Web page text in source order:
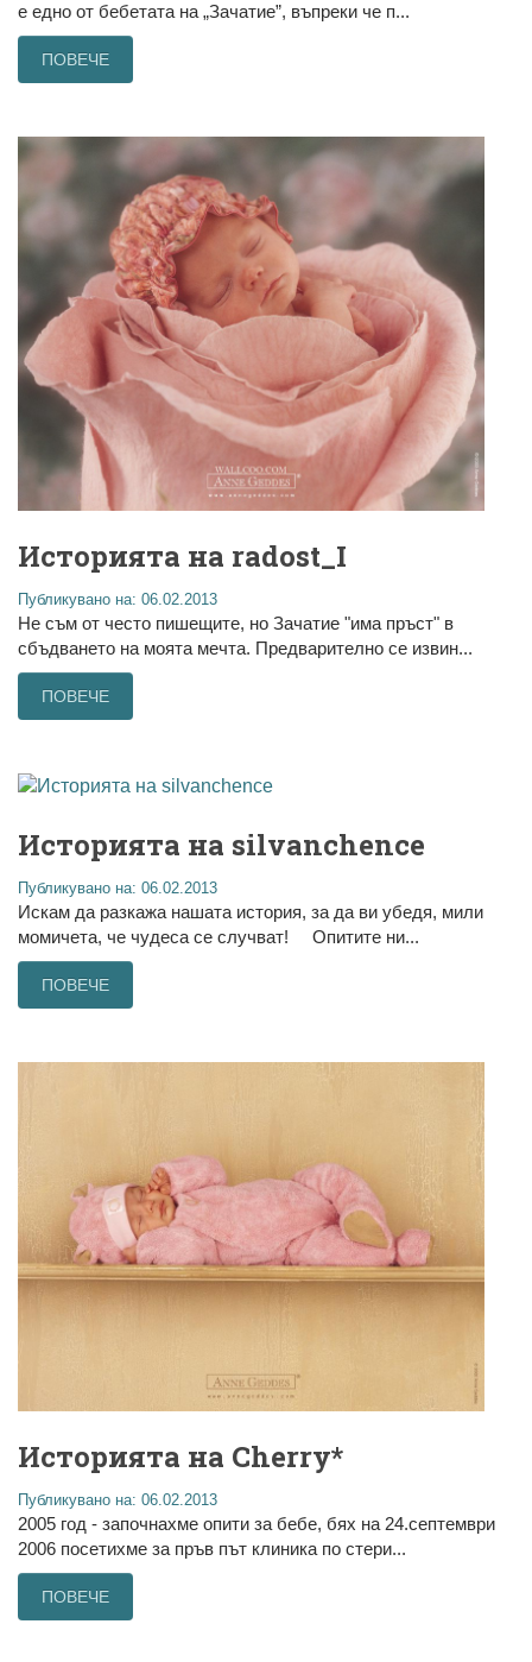
е едно от бебетата на „Зачатие”, въпреки че п...
ПОВЕЧЕ
Историята на radost_I
Публикувано на: 06.02.2013
Не съм от често пишещите, но Зачатие "има пръст" в
сбъдването на моята мечта. Предварително се извин...
ПОВЕЧЕ
Историята на silvanchence
Публикувано на: 06.02.2013
Искам да разкажа нашата история, за да ви убедя, мили
момичета, че чудеса се случват! Опитите ни...
ПОВЕЧЕ
Историята на Cherry*
Публикувано на: 06.02.2013
2005 год - започнахме опити за бебе, бях на 24.септември
2006 посетихме за пръв път клиника по стери...
ПОВЕЧЕ